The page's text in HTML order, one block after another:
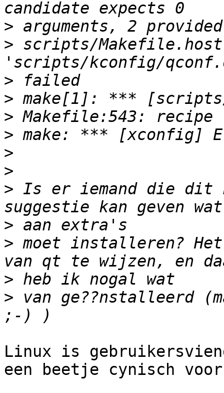
>
> scripts/
>
>
>
>
>
>
> Is er iemand die dit
>
> moet installeren?
>
> van ge??nstalleerd
Linux is
een beetje cynisch